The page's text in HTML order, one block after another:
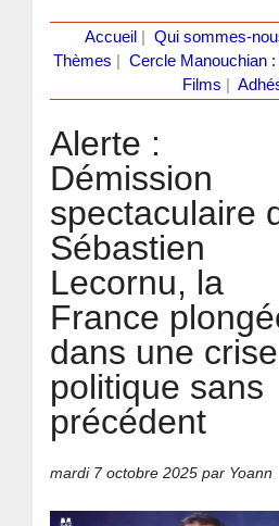
Accueil Qui sommes-
Thèmes
Cercle Manouchian
Films
Alerte :
Démission
spectaculaire
Sébastien
Lecornu, la
France
dans une crise
politique sans
précédent
mardi 7 octobre 2025 par Yoann